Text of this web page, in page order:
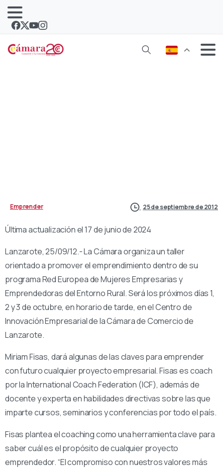
Emprender 25 de septiembre de 2012
Última actualización el 17 de junio de 2024
Lanzarote, 25/09/12.- La Cámara organiza un taller
orientado a promover el emprendimiento dentro de su
programa Red Europea de Mujeres Empresarias y
Emprendedoras del Entorno Rural. Será los próximos días 1,
2 y 3 de octubre, en horario de tarde, en el Centro de
Innovación Empresarial de la Cámara de Comercio de
Lanzarote.
Miriam Fisas, dará algunas de las claves para emprender
con futuro cualquier proyecto empresarial. Fisas es coach
por la International Coach Federation (ICF), además de
docente y experta en habilidades directivas sobre las que
imparte cursos, seminarios y conferencias por todo el país.
Fisas plantea el coaching como una herramienta clave para
saber cuál es el propósito de cualquier proyecto
emprendedor. “El compromiso con nuestros valores más